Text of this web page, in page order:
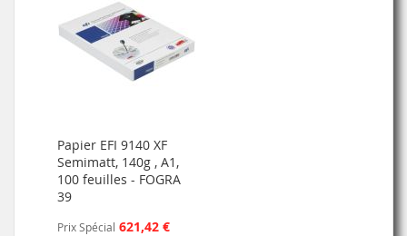
Papier EFI 9140 XF
Semimatt, 140g , A1,
100 feuilles - FOGRA
39
Prix Spécial 621,42 €